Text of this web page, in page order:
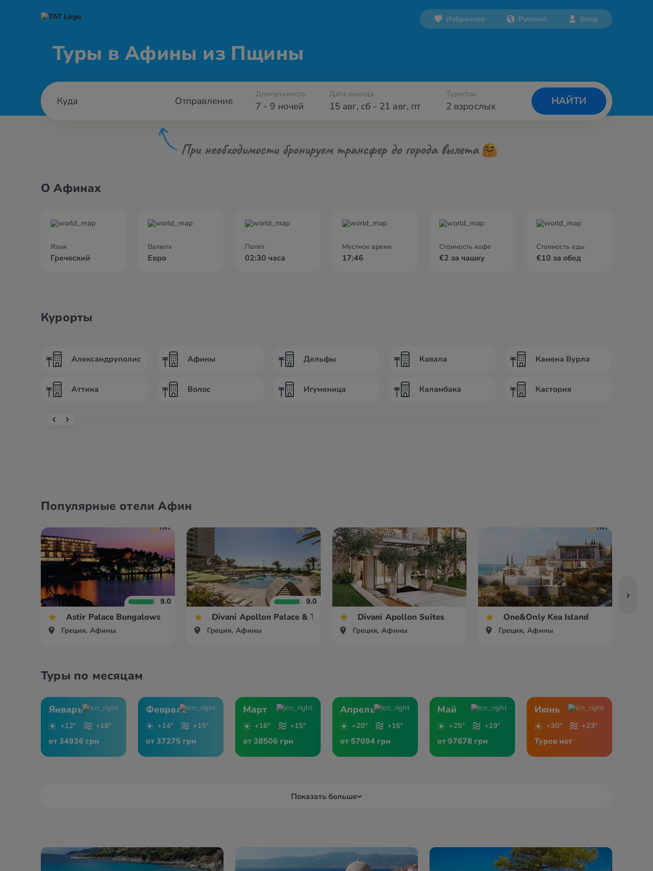
Избранное Русский Вход
Туры в Афины из Пщины
Отправление 7 - 9 ночей
Длительность Дата выезда
15 авг, сб - 21 авг, пт 2 взрослых
Туристы
НАЙТИ
При необходимости бронируем трансфер до города вылета
О Афинах
Язык
Греческий
Валюта
Евро
Полет
02:30 часа
Местное время
17:46
Стоимость кофе
€2 за чашку
Стоимость еды
€10 за обед
Курорты
Александруполис
Аттика
Афины
Волос
Дельфы
Игуменица
Кавала
Каламбака
Камена Вурла
Кастория
Популярные отели Афин
9.0
Astir Palace Bungalows
Греция, Афины
9.0
Divani Apollon Palace & Thalasso
Греция, Афины
Divani Apollon Suites
Греция, Афины
One&Only Kea Island
Греция, Афины
Туры по месяцам
Январь
+12° +16°
от 34936 грн
Февраль
+14° +15°
от 37275 грн
Март
+16° +15°
от 38506 грн
Апрель
+20° +16°
от 57094 грн
Май
+25° +19°
от 97678 грн
Июнь
+30° +23°
Туров нет
Показать больше